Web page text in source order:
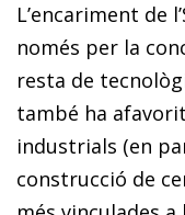
L’encariment de
només per la
resta de
també ha
industrials (en
construcció de